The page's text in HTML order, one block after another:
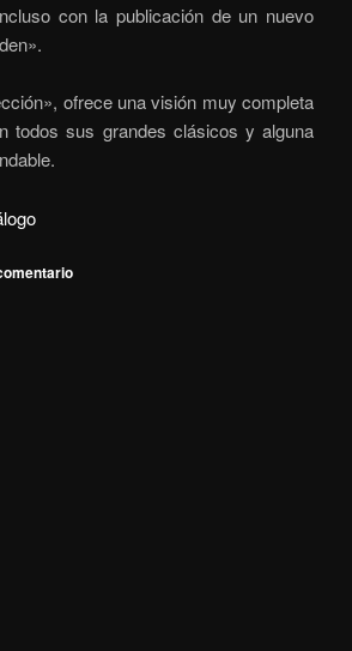
con la publicación de un nuevo
ofrece una visión muy completa
todos sus grandes clásicos y alguna